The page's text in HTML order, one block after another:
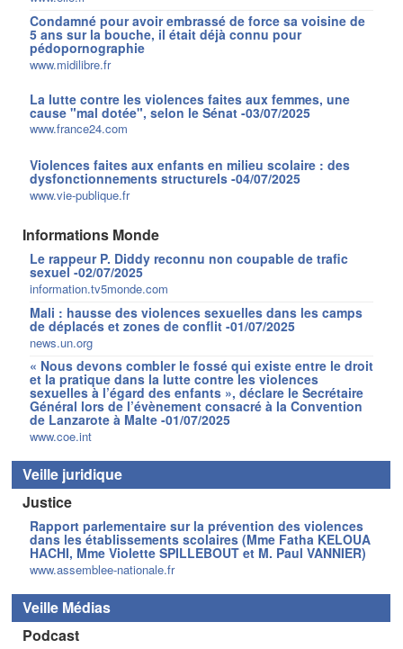
Condamné pour avoir embrassé de force sa voisine de
5 ans sur la bouche, il était déjà connu pour
pédopornographie
www.midilibre.fr
La lutte contre les violences faites aux femmes, une
cause "mal dotée", selon le Sénat -03/07/2025
www.france24.com
Violences faites aux enfants en milieu scolaire : des
dysfonctionnements structurels -04/07/2025
www.vie-publique.fr
Informations Monde
Le rappeur P. Diddy reconnu non coupable de trafic
sexuel -02/07/2025
information.tv5monde.com
Mali : hausse des violences sexuelles dans les camps
de déplacés et zones de conflit -01/07/2025
news.un.org
« Nous devons combler le fossé qui existe entre le droit
et la pratique dans la lutte contre les violences
sexuelles à l’égard des enfants », déclare le Secrétaire
Général lors de l’évènement consacré à la Convention
de Lanzarote à Malte -01/07/2025
www.coe.int
Veille juridique
Justice
Rapport parlementaire sur la prévention des violences
dans les établissements scolaires (Mme Fatha KELOUA
HACHI, Mme Violette SPILLEBOUT et M. Paul VANNIER)
www.assemblee-nationale.fr
Veille Médias
Podcast